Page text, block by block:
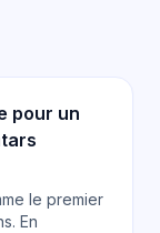
pour un
le premier
En